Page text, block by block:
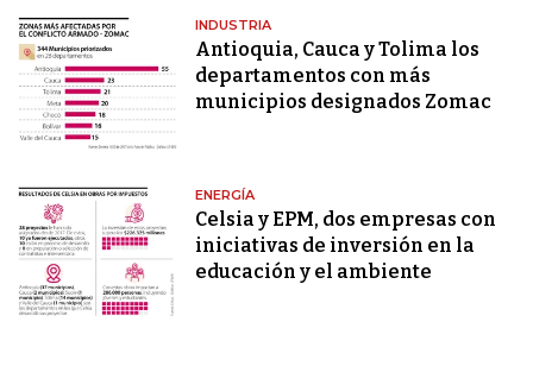
INDUSTRIA
Antioquia, Cauca y Tolima los
departamentos con más
municipios designados Zomac
ENERGÍA
Celsia y EPM, dos empresas con
iniciativas de inversión en la
educación y el ambiente